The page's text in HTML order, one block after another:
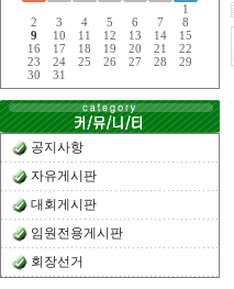
1
2
3 4 5 6 7
8
9
10 11 12 13 14
15
16
17 18 19 20 21
22
23
24 25 26 27 28
29
30
31
공지사항
자유게시판
대회게시판
임원전용게시판
회장선거